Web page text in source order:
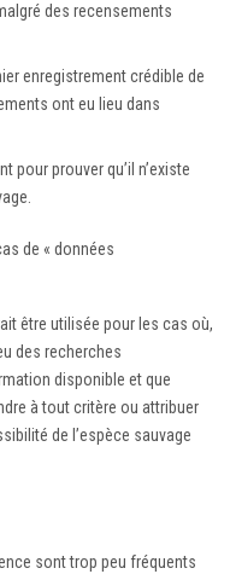
des recensements
enregistrement crédible de
ont eu lieu dans
pour prouver qu’il n’existe
de « données
être utilisée pour les cas où,
des recherches
disponible et que
à tout critère ou attribuer
de l’espèce sauvage
sont trop peu fréquents